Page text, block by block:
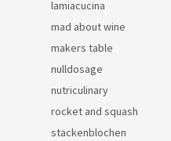
lamiacucina
mad about wine
makers table
nulldosage
nutriculinary
rocket and squash
stackenblochen